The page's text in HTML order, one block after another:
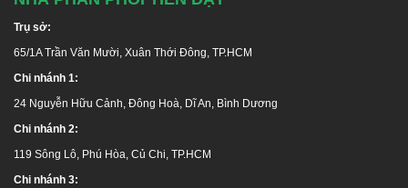
Trụ sở:
65/1A Trần Văn Mười, Xuân Thới Đông, TP.HCM
Chi nhánh 1:
24 Nguyễn Hữu Cảnh, Đông Hoà, Dĩ An, Bình Dương
Chi nhánh 2:
119 Sông Lô, Phú Hòa, Củ Chi, TP.HCM
Chi nhánh 3: